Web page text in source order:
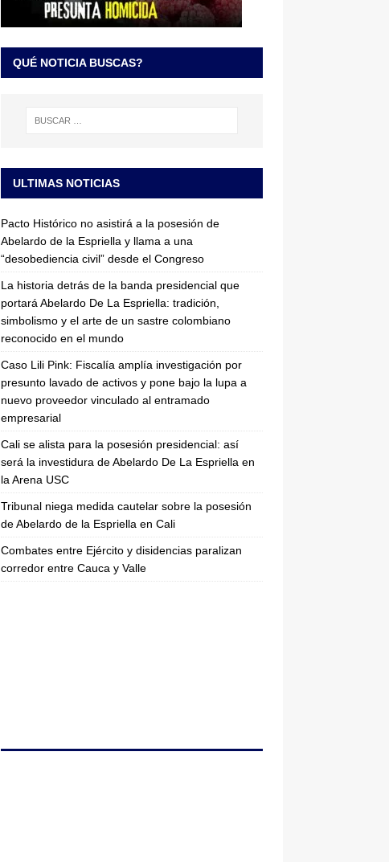
QUÉ NOTICIA BUSCAS?
ULTIMAS NOTICIAS
Pacto Histórico no asistirá a la posesión de
Abelardo de la Espriella y llama a una
“desobediencia civil” desde el Congreso
La historia detrás de la banda presidencial que
portará Abelardo De La Espriella: tradición,
simbolismo y el arte de un sastre colombiano
reconocido en el mundo
Caso Lili Pink: Fiscalía amplía investigación por
presunto lavado de activos y pone bajo la lupa a
nuevo proveedor vinculado al entramado
empresarial
Cali se alista para la posesión presidencial: así
será la investidura de Abelardo De La Espriella en
la Arena USC
Tribunal niega medida cautelar sobre la posesión
de Abelardo de la Espriella en Cali
Combates entre Ejército y disidencias paralizan
corredor entre Cauca y Valle